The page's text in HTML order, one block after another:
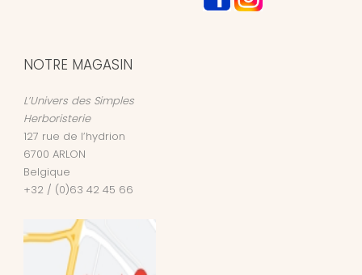
NOTRE MAGASIN
L’Univers des Simples
Herboristerie
127 rue de l’hydrion
6700 ARLON
Belgique
+32 / (0)63 42 45 66